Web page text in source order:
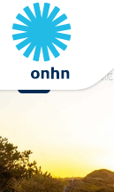
Overzicht